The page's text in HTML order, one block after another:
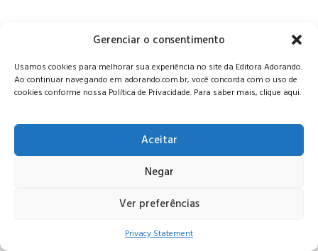
Gerenciar o consentimento
Usamos cookies para melhorar sua experiência no site da Editora Adorando.
Ao continuar navegando em adorando.com.br, você concorda com o uso de
cookies conforme nossa Política de Privacidade. Para saber mais, clique aqui.
Aceitar
Negar
Ver preferências
Privacy Statement
© Editora Adorando 2026. Todos os direitos reservados.
Consulte nossapolítica de privacidade.